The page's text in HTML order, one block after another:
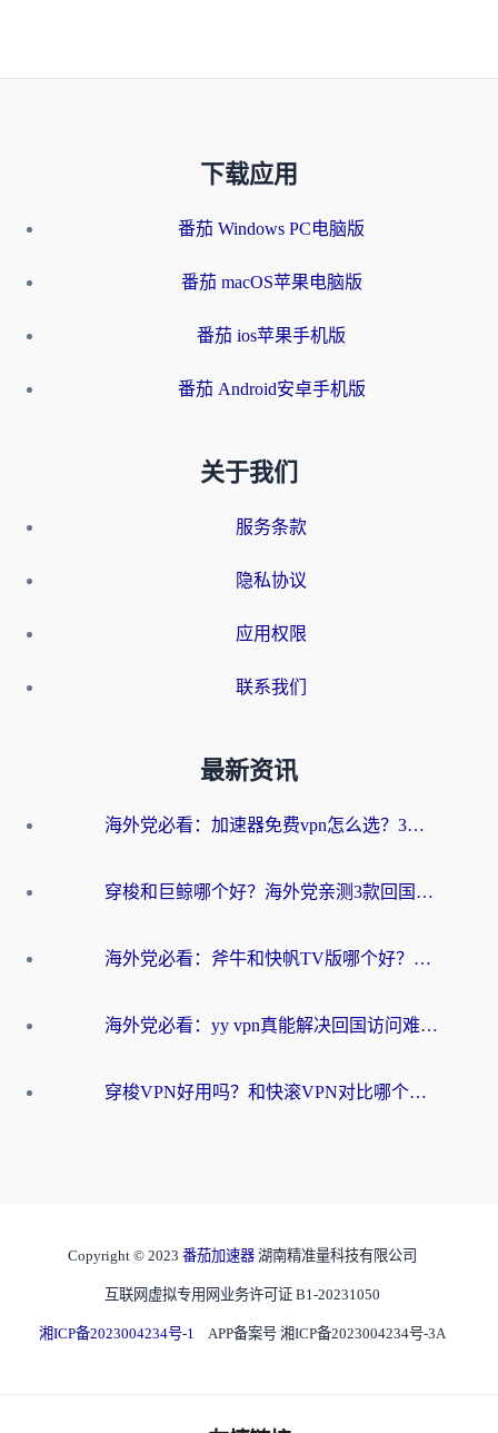
下载应用
番茄 Windows PC电脑版
番茄 macOS苹果电脑版
番茄 ios苹果手机版
番茄 Android安卓手机版
关于我们
服务条款
隐私协议
应用权限
联系我们
最新资讯
海外党必看：加速器免费vpn怎么选？3步教你无缝访问国内资源
穿梭和巨鲸哪个好？海外党亲测3款回国加速器，教你避开90%的坑
海外党必看：斧牛和快帆TV版哪个好？3分钟选对回国加速器，无缝刷B站、追热剧
海外党必看：yy vpn真能解决回国访问难题？附云极initap测评+免费方案对比
穿梭VPN好用吗？和快滚VPN对比哪个回国效果更好？海外党选回国加速器必看指南
Copyright © 2023 番茄加速器 湖南精准量科技有限公司
互联网虚拟专用网业务许可证 B1-20231050
湘ICP备2023004234号-1 APP备案号 湘ICP备2023004234号-3A